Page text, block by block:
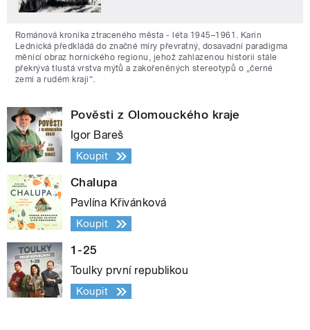
Románová kronika ztraceného města - léta 1945–1961. Karin
Lednická předkládá do značné míry převratný, dosavadní paradigma
měnící obraz hornického regionu, jehož zahlazenou historii stále
překrývá tlustá vrstva mýtů a zakořeněných stereotypů o „černé
zemi a rudém kraji“.
Pověsti z Olomouckého kraje
Igor Bareš
Koupit
Chalupa
Pavlína Křivánková
Koupit
1-25
Toulky první republikou
Koupit